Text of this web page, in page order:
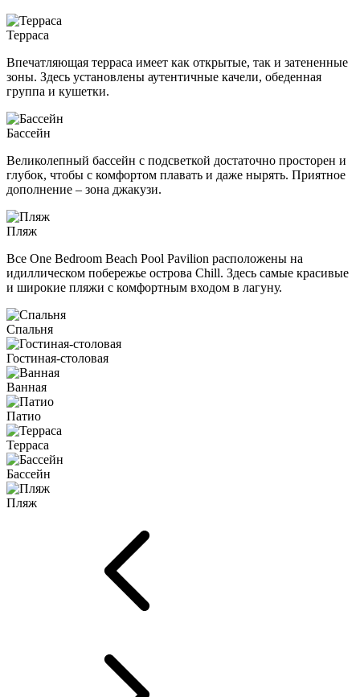
Терраса
Впечатляющая терраса имеет как открытые, так и затененные
зоны. Здесь установлены аутентичные качели, обеденная
группа и кушетки.
Бассейн
Великолепный бассейн с подсветкой достаточно просторен и
глубок, чтобы с комфортом плавать и даже нырять. Приятное
дополнение – зона джакузи.
Пляж
Все One Bedroom Beach Pool Pavilion расположены на
идиллическом побережье острова Chill. Здесь самые красивые
и широкие пляжи с комфортным входом в лагуну.
Спальня
Гостиная-столовая
Ванная
Патио
Терраса
Бассейн
Пляж